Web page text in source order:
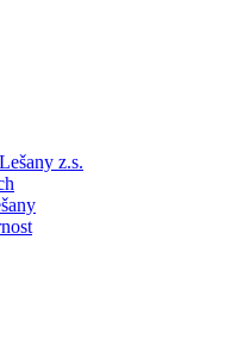
z.s.